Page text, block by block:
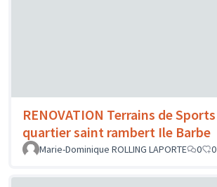
RENOVATION Terrains de Sports
quartier saint rambert Ile Barbe
Marie-Dominique ROLLING LAPORTE
0 0